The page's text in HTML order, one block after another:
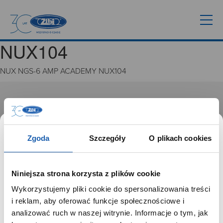
Zgoda Szczegóły O plikach cookies
Niniejsza strona korzysta z plików cookie
Wykorzystujemy pliki cookie do spersonalizowania treści
i reklam, aby oferować funkcje społecznościowe i
analizować ruch w naszej witrynie. Informacje o tym, jak
NUX104
NUX NGS-6 AMP ACADEMY NUX104
GRUPA ZIBI
Historia
Misja, wizja i wartości Grupy Zibi
Ważne daty
Zgoda na ciasteczka
PRODUKTY
Zegarki
SZANOWNY UŻYTKOWNIKU,
SZANOWNA UŻYTKOWNICZKO